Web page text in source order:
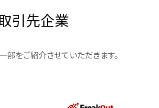
引先企業
をご紹介させていただきます。